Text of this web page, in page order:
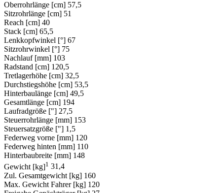
Oberrohrlänge [cm] 57,5
Sitzrohrlänge [cm] 51
Reach [cm] 40
Stack [cm] 65,5
Lenkkopfwinkel [°] 67
Sitzrohrwinkel [°] 75
Nachlauf [mm] 103
Radstand [cm] 120,5
Tretlagerhöhe [cm] 32,5
Durchstiegshöhe [cm] 53,5
Hinterbaulänge [cm] 49,5
Gesamtlänge [cm] 194
Laufradgröße ["] 27,5
Steuerrohrlänge [mm] 153
Steuersatzgröße ["] 1,5
Federweg vorne [mm] 120
Federweg hinten [mm] 110
Hinterbaubreite [mm] 148
Gewicht [kg]1 31,4
Zul. Gesamtgewicht [kg] 160
Max. Gewicht Fahrer [kg] 120